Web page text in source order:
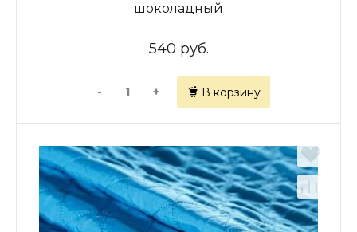
шоколадный
540 руб.
- + В корзину